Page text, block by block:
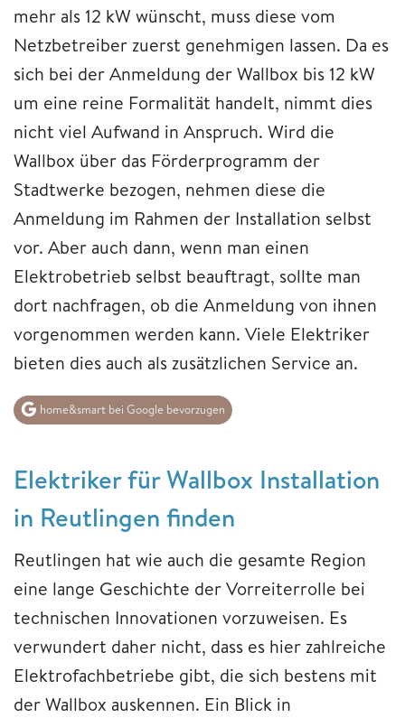
mehr als 12 kW wünscht, muss diese vom
Netzbetreiber zuerst genehmigen lassen. Da es
sich bei der Anmeldung der Wallbox bis 12 kW
um eine reine Formalität handelt, nimmt dies
nicht viel Aufwand in Anspruch. Wird die
Wallbox über das Förderprogramm der
Stadtwerke bezogen, nehmen diese die
Anmeldung im Rahmen der Installation selbst
vor. Aber auch dann, wenn man einen
Elektrobetrieb selbst beauftragt, sollte man
dort nachfragen, ob die Anmeldung von ihnen
vorgenommen werden kann. Viele Elektriker
bieten dies auch als zusätzlichen Service an.
home&smart bei Google bevorzugen
Elektriker für Wallbox Installation
in Reutlingen finden
Reutlingen hat wie auch die gesamte Region
eine lange Geschichte der Vorreiterrolle bei
technischen Innovationen vorzuweisen. Es
verwundert daher nicht, dass es hier zahlreiche
Elektrofachbetriebe gibt, die sich bestens mit
der Wallbox auskennen. Ein Blick in